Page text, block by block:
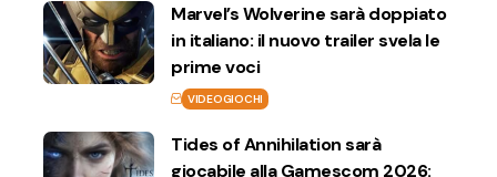
Marvel’s Wolverine sarà doppiato
in italiano: il nuovo trailer svela le
prime voci
VIDEOGIOCHI
Tides of Annihilation sarà
giocabile alla Gamescom 2026: